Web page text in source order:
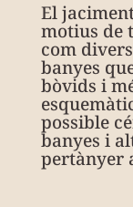
El
motius de
com
banyes
bòvids i
possible
banyes i
pertànyer